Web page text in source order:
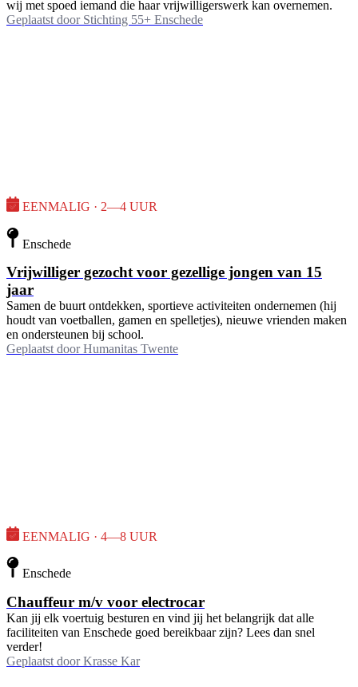
wij met spoed iemand die haar vrijwilligerswerk kan overnemen.
Geplaatst door Stichting 55+ Enschede
EENMALIG · 2—4 UUR
Enschede
Vrijwilliger gezocht voor gezellige jongen van 15
jaar
Samen de buurt ontdekken, sportieve activiteiten ondernemen (hij
houdt van voetballen, gamen en spelletjes), nieuwe vrienden maken
en ondersteunen bij school.
Geplaatst door Humanitas Twente
EENMALIG · 4—8 UUR
Enschede
Chauffeur m/v voor electrocar
Kan jij elk voertuig besturen en vind jij het belangrijk dat alle
faciliteiten van Enschede goed bereikbaar zijn? Lees dan snel
verder!
Geplaatst door Krasse Kar